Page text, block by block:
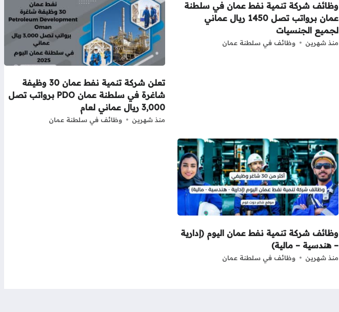
وظائف شركة تنمية نفط عمان في سلطنة
عمان برواتب تصل 1450 ريال عماني
لجميع الجنسيات
منذ شهرين وظائف في سلطنة عمان
تعلن شركة تنمية نفط عمان 30 وظيفة
شاغرة في سلطنة عمان PDO برواتب تصل
3,000 ريال عماني لعام
منذ شهرين وظائف في سلطنة عمان
وظائف شركة تنمية نفط عمان اليوم (إدارية
– هندسية – مالية)
منذ شهرين وظائف في سلطنة عمان